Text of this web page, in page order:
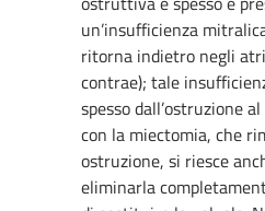
un’insufficienza
ritorna indietro negli
contrae); tale
spesso dall’ostruzione
con la miectomia, che
ostruzione, si riesce
eliminarla